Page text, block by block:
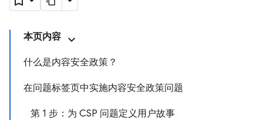
本页内容
什么是内容安全政策？
在问题标签页中实施内容安全政策问题
第 1 步：为 CSP 问题定义用户故事